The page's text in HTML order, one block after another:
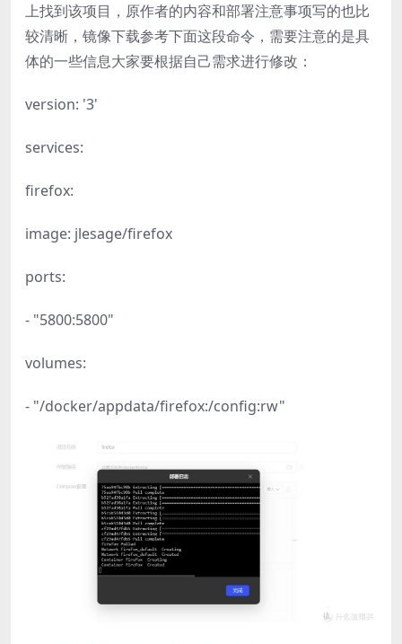
上找到该项目，原作者的内容和部署注意事项写的也比
较清晰，镜像下载参考下面这段命令，需要注意的是具
体的一些信息大家要根据自己需求进行修改：
version: '3'
services:
firefox:
image: jlesage/firefox
ports:
- "5800:5800"
volumes:
- "/docker/appdata/firefox:/config:rw"